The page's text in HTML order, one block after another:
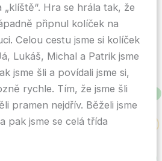
Hra se hrála tak, že
připnul kolíček na
Celou cestu jsme si kolíček
Lukáš, Michal a Patrik jsme
jsme šli a povídali jsme si,
rychle. Tím, že jsme šli
pramen nejdřív. Běželi jsme
pak jsme se celá třída